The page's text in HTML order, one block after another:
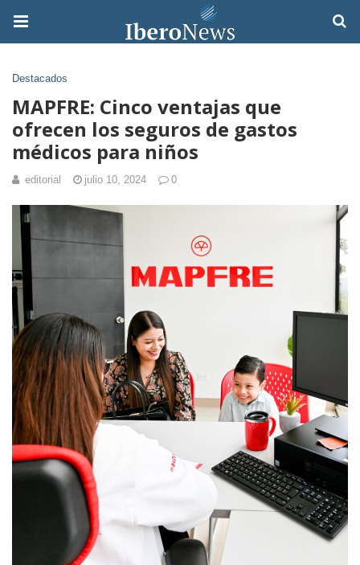
Destacados
MAPFRE: Cinco ventajas que
ofrecen los seguros de gastos
médicos para niños
editorial julio 10, 2024 0